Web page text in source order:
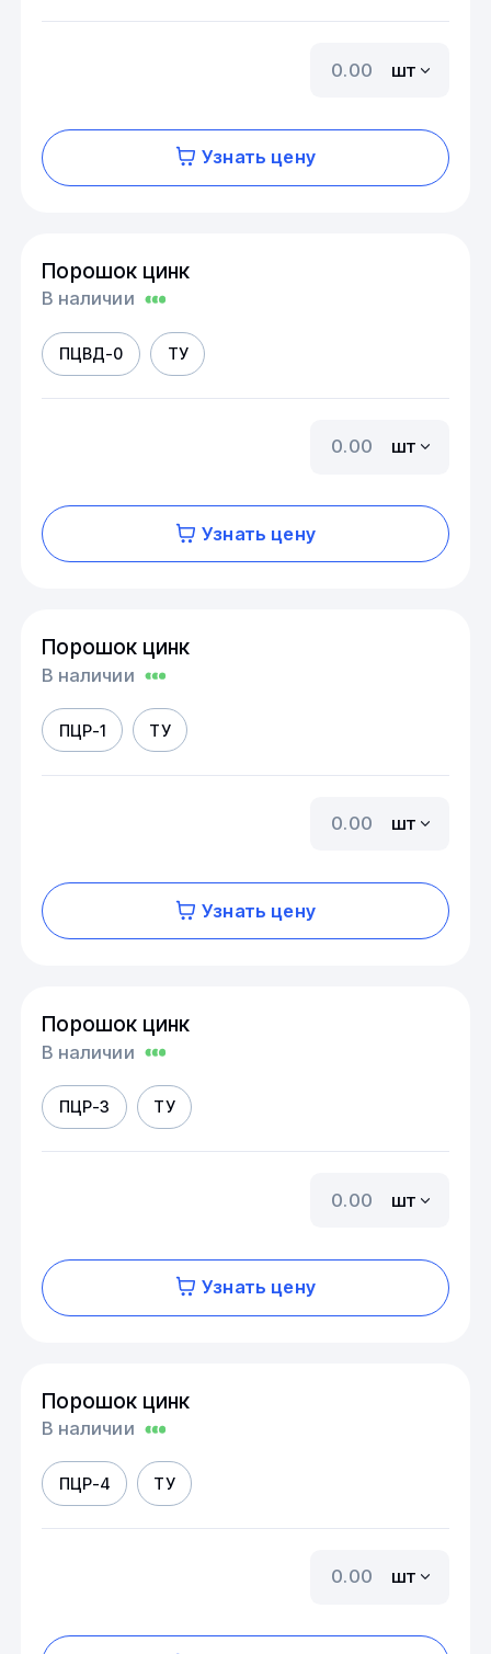
шт
Узнать цену
Порошок цинк
В наличии
ПЦВД-0 ТУ
шт
Узнать цену
Порошок цинк
В наличии
ПЦР-1 ТУ
шт
Узнать цену
Порошок цинк
В наличии
ПЦР-3 ТУ
шт
Узнать цену
Порошок цинк
В наличии
ПЦР-4 ТУ
шт